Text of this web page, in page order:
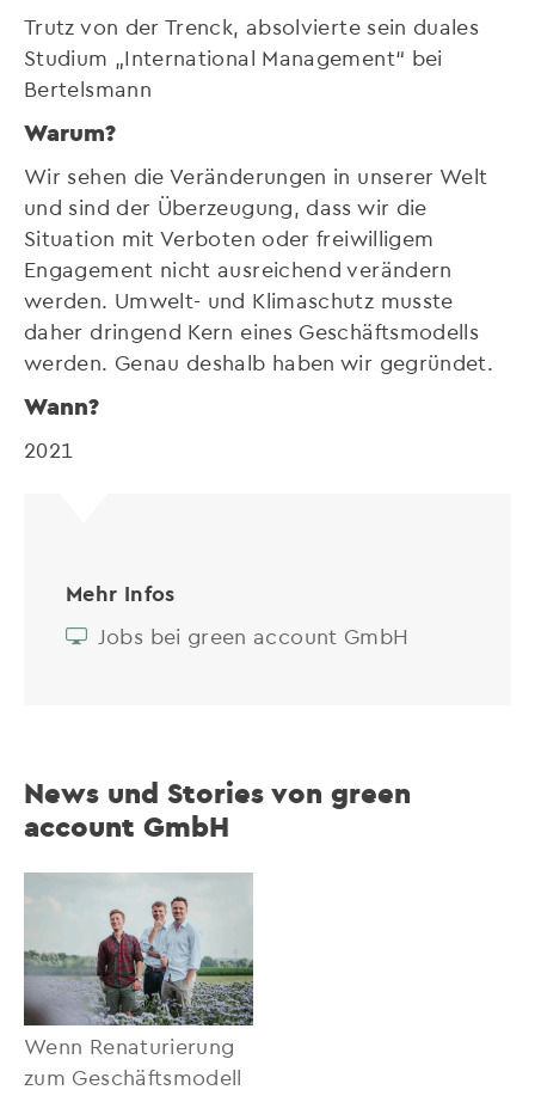
Trutz von der Trenck, absolvierte sein duales
Studium „International Management“ bei
Bertelsmann
Warum?
Wir sehen die Veränderungen in unserer Welt
und sind der Überzeugung, dass wir die
Situation mit Verboten oder freiwilligem
Engagement nicht ausreichend verändern
werden. Umwelt- und Klimaschutz musste
daher dringend Kern eines Geschäftsmodells
werden. Genau deshalb haben wir gegründet.
Wann?
2021
Mehr Infos
Jobs bei green account GmbH
News und Stories von green
account GmbH
Wenn Renaturierung
zum Geschäftsmodell